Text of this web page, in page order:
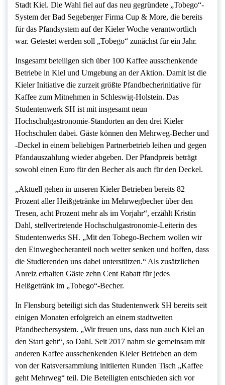
Stadt Kiel. Die Wahl fiel auf das neu gegründete „Tobego“-
System der Bad Segeberger Firma Cup & More, die bereits
für das Pfandsystem auf der Kieler Woche verantwortlich
war. Getestet werden soll „Tobego“ zunächst für ein Jahr.
Insgesamt beteiligen sich über 100 Kaffee ausschenkende
Betriebe in Kiel und Umgebung an der Aktion. Damit ist die
Kieler Initiative die zurzeit größte Pfandbecherinitiative für
Kaffee zum Mitnehmen in Schleswig-Holstein. Das
Studentenwerk SH ist mit insgesamt neun
Hochschulgastronomie-Standorten an den drei Kieler
Hochschulen dabei. Gäste können den Mehrweg-Becher und
-Deckel in einem beliebigen Partnerbetrieb leihen und gegen
Pfandauszahlung wieder abgeben. Der Pfandpreis beträgt
sowohl einen Euro für den Becher als auch für den Deckel.
„Aktuell gehen in unseren Kieler Betrieben bereits 82
Prozent aller Heißgetränke im Mehrwegbecher über den
Tresen, acht Prozent mehr als im Vorjahr“, erzählt Kristin
Dahl, stellvertretende Hochschulgastronomie-Leiterin des
Studentenwerks SH. „Mit den Tobego-Bechern wollen wir
den Einwegbecheranteil noch weiter senken und hoffen, dass
die Studierenden uns dabei unterstützen.“ Als zusätzlichen
Anreiz erhalten Gäste zehn Cent Rabatt für jedes
Heißgetränk im „Tobego“-Becher.
In Flensburg beteiligt sich das Studentenwerk SH bereits seit
einigen Monaten erfolgreich an einem stadtweiten
Pfandbechersystem. „Wir freuen uns, dass nun auch Kiel an
den Start geht“, so Dahl. Seit 2017 nahm sie gemeinsam mit
anderen Kaffee ausschenkenden Kieler Betrieben an dem
von der Ratsversammlung initiierten Runden Tisch „Kaffee
geht Mehrweg“ teil. Die Beteiligten entschieden sich vor